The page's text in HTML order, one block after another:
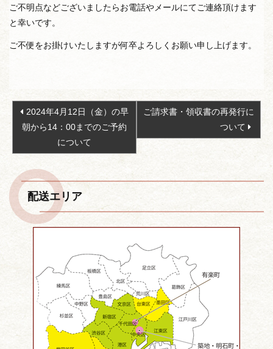
ご不明点などございましたらお電話やメールにてご連絡頂けます
と幸いです。
ご不便をお掛けいたしますが何卒よろしくお願い申し上げます。
投
稿
ビ
ゲ
ー
シ
ョ
2024年4月12日（金）の早
朝から14：00までのご予約
について
ご請求書・領収書の再発行に
ついて
配送エリア